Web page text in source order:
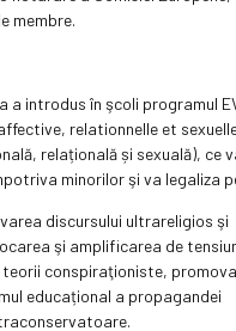
membre.
a introdus în şcoli programul
relationnelle et
relațională și sexuală), ce
minorilor şi va legaliza
discursului ultrareligios şi
şi amplificarea de
conspiraţioniste,
educațional a propagandei